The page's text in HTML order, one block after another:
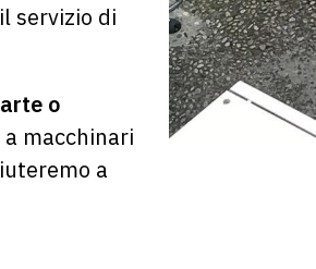
servizio di
o
macchinari
a